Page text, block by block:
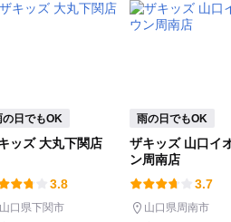
ク
社会見学
の日でもOK
ッズ 大丸下関店
3.8
山口県下関市
雨の日でもOK
ザキッズ 山口イ
ン周南店
3.7
山口県周南市